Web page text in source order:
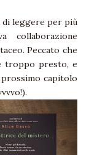
leggere per più
Peccato che
troppo presto, e
capitolo